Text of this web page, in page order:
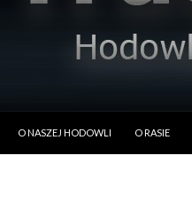
O NASZEJ HODOWLI
O RASIE